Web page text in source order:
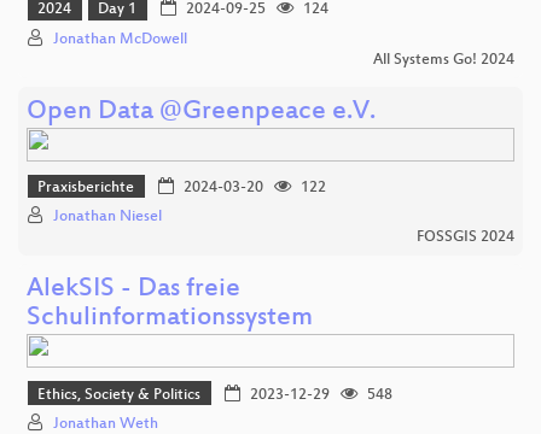
2024 Day 1 2024-09-25
124
Jonathan McDowell
All Systems Go! 2024
Open Data @Greenpeace e.V.
Praxisberichte 2024-03-20
122
Jonathan Niesel
FOSSGIS 2024
AlekSIS - Das freie
Schulinformationssystem
Ethics, Society & Politics 2023-12-29
548
Jonathan Weth